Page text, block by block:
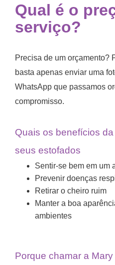
Qual é o
serviço?
Precisa de um orçamento?
basta apenas enviar uma
WhatsApp que passamos
compromisso.
Quais os benefícios
seus estofados
Sentir-se bem em um
Prevenir doenças
Retirar o cheiro ruim
Manter a boa
ambientes
Porque chamar a